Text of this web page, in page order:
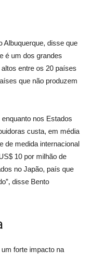
Albuquerque, disse que
é um dos grandes
entre os 20 países
que não produzem
nos Estados
custa, em média
de medida internacional
10 por milhão de
no Japão, país que
disse Bento
forte impacto na